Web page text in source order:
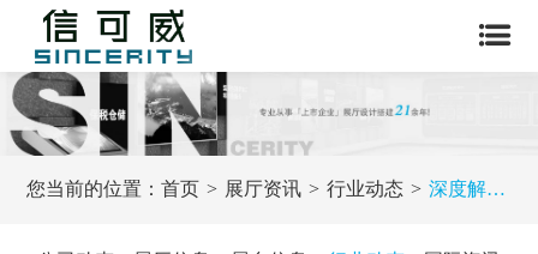
您当前的位置：首页 展厅资讯 行业动态 深度解读【稳就业促消费】的商场改造政策